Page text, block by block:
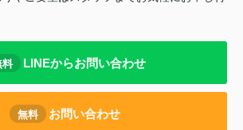
料 LINEからお問い合わせ
無料 お問い合わせ